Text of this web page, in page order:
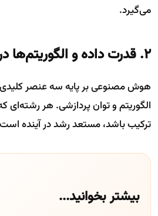
می‌گیرد.
۲. قدرت داده و الگوریتم‌ها در تصمیم‌گیری
هوش مصنوعی بر پایه سه عنصر کلیدی
الگوریتم و توان پردازشی. هر رشته‌ای
ترکیب باشد، مستعد رشد در آینده
بیشتر بخوانید...